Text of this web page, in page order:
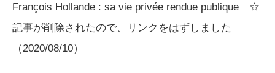
François Hollande : sa vie privée rendue publique ☆
記事が削除されたので、リンクをはずしました
（2020/08/10）